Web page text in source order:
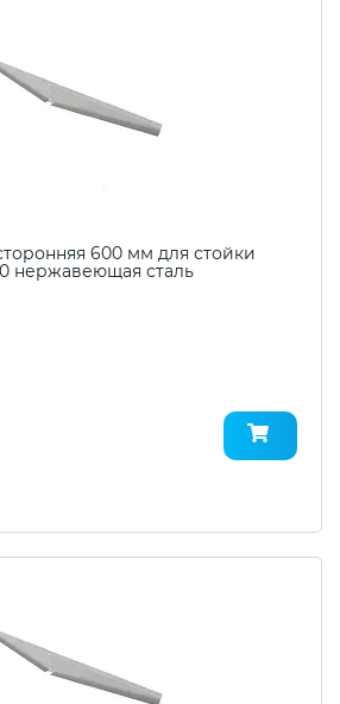
600 мм для стойки
нержавеющая сталь